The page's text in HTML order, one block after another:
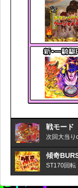
戦モード
次回大当
傾奇
ST170回転